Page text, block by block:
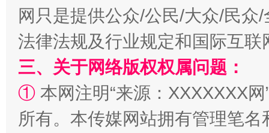
阿坝州三大球赛在茂县开幕 规模
网只是提供公众/公民/大众/民
法律法规及行业规定和国际互
三、关于网络版权权属问题：
① 本网注明“来源：XXXXXXX
所有。本传媒网站拥有管理笔